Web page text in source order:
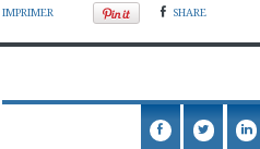
IMPRIMER
SHARE